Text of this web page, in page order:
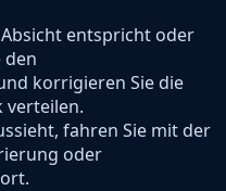
entspricht oder
den
korrigieren Sie die
verteilen.
fahren Sie mit der
oder